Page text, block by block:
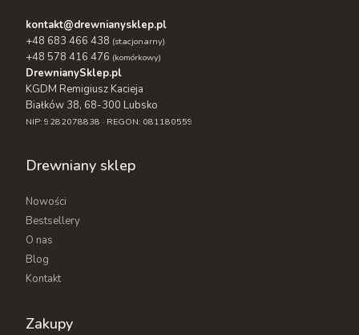
kontakt@drewnianysklep.pl
+48 683 466 438 (stacjonarny)
+48 578 416 476 (komórkowy)
DrewnianySklep.pl
KGDM Remigiusz Kacieja
Białków 38, 68-300 Lubsko
NIP: 9282078838 · REGON: 081180559
Drewniany sklep
Nowości
Bestsellery
O nas
Blog
Kontakt
Zakupy